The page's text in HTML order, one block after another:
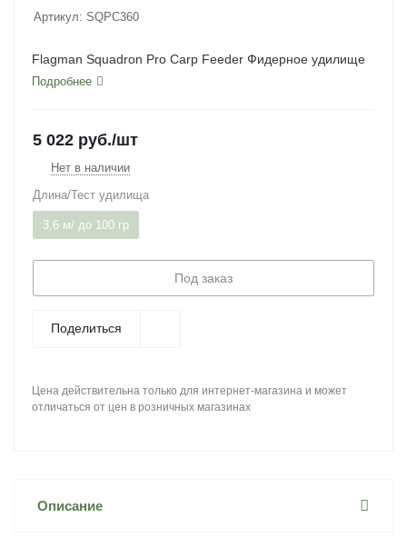
Артикул: SQPC360
Flagman Squadron Pro Carp Feeder Фидерное удилище
Подробнее
5 022 руб./шт
Нет в наличии
Длина/Тест удилища
3,6 м/ до 100 гр
Под заказ
Поделиться
Цена действительна только для интернет-магазина и может
отличаться от цен в розничных магазинах
Описание